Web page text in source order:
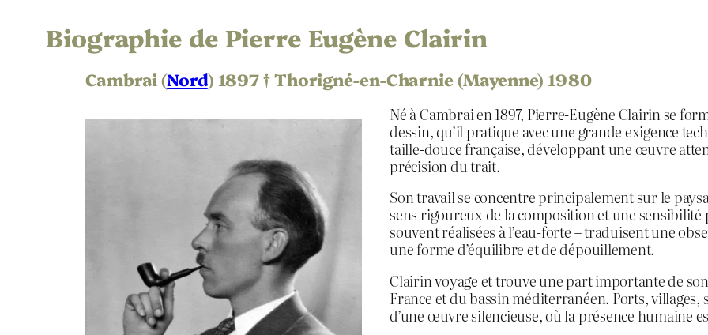
Biographie de Pierre Eugène Clairin
Cambrai (Nord) 1897 † Thorigné-en-Charnie (Mayenne) 1980
Né à Cambrai en 1897, Pierre-Eugène Clairin se
dessin, qu’il pratique avec une grande exigence
taille-douce française, développant une œuvre
précision du trait.
Son travail se concentre principalement sur le
sens rigoureux de la composition et une sensibilité
souvent réalisées à l’eau-forte – traduisent une
une forme d’équilibre et de dépouillement.
Clairin voyage et trouve une part importante de
France et du bassin méditerranéen. Ports,
d’une œuvre silencieuse, où la présence humaine